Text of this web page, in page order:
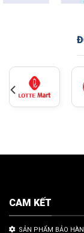
CAM KẾT
SẢN PHẨM BẢO